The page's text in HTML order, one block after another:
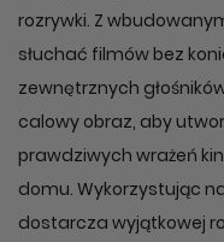
rozrywki. Z
słuchać filmów bez
zewnętrznych
calowy obraz, aby
prawdziwych wrażeń
domu. Wykorzystując
dostarcza wyjątkowej